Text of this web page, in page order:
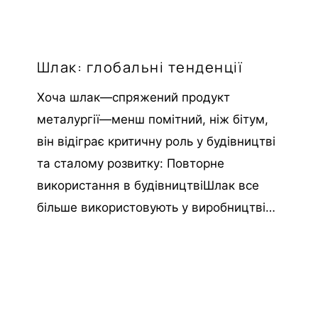
Шлак: глобальні тенденції
Хоча шлак—спряжений продукт
металургії—менш помітний, ніж бітум,
він відіграє критичну роль у будівництві
та сталому розвитку: Повторне
використання в будівництвіШлак все
більше використовують у виробництві…